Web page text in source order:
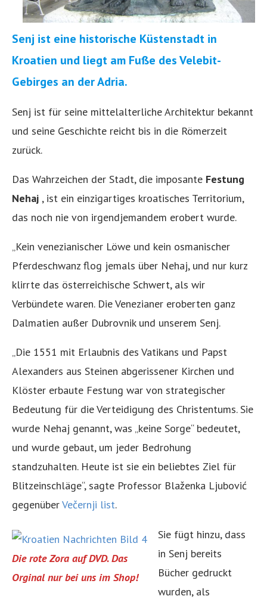
Senj ist eine historische Küstenstadt in
Kroatien und liegt am Fuße des Velebit-
Gebirges an der Adria.
Senj ist für seine mittelalterliche Architektur bekannt
und seine Geschichte reicht bis in die Römerzeit
zurück.
Das Wahrzeichen der Stadt, die imposante Festung
Nehaj , ist ein einzigartiges kroatisches Territorium,
das noch nie von irgendjemandem erobert wurde.
„Kein venezianischer Löwe und kein osmanischer
Pferdeschwanz flog jemals über Nehaj, und nur kurz
klirrte das österreichische Schwert, als wir
Verbündete waren. Die Venezianer eroberten ganz
Dalmatien außer Dubrovnik und unserem Senj.
„Die 1551 mit Erlaubnis des Vatikans und Papst
Alexanders aus Steinen abgerissener Kirchen und
Klöster erbaute Festung war von strategischer
Bedeutung für die Verteidigung des Christentums. Sie
wurde Nehaj genannt, was „keine Sorge“ bedeutet,
und wurde gebaut, um jeder Bedrohung
standzuhalten. Heute ist sie ein beliebtes Ziel für
Blitzeinschläge“, sagte Professor Blaženka Ljubović
gegenüberVečernji list.
Die rote Zora auf DVD. Das
Orginal nur bei uns im Shop!
Sie fügt hinzu, dass
in Senj bereits
Bücher gedruckt
wurden, als